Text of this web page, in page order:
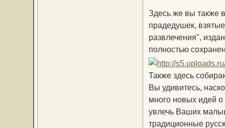
Здесь же вы также
прадедушек,
развлечения",
полностью
Также здесь
Вы удивитесь,
много новых идей
увлечь Ваших
традиционные